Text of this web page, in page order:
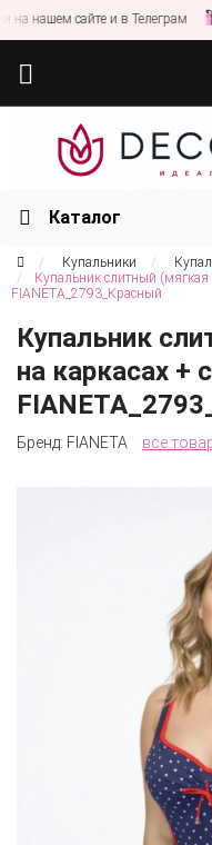
нашем сайте и в Телеграм
Каталог
Купальники
Купальник слитный
FIANETA_2793_Красный
Купальник
на каркасах +
Бренд: FIANETA все